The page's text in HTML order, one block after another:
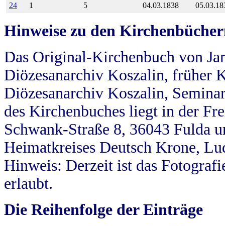
24
1 5 04.03.1838
Hinweise zu den
Das Original-Kirchenbuch von
Diözesanarchiv Koszalin, früher
Diözesanarchiv Koszalin,
des Kirchenbuches liegt in der
Schwank-Straße 8, 36043 Fulda
Heimatkreises Deutsch Krone,
Hinweis: Derzeit ist das
erlaubt.
Die Reihenfolge der Einträge